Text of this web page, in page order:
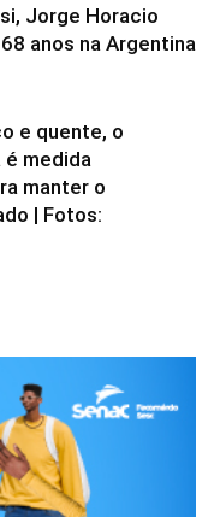
Jorge Horacio
anos na Argentina
e quente, o
é medida
manter o
| Fotos: